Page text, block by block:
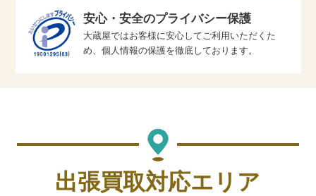
安心・安全のプライバシー保護
大蔵屋ではお客様に安心してご利用いただくた
め、個人情報の保護を徹底しております。
出張買取対応エリア